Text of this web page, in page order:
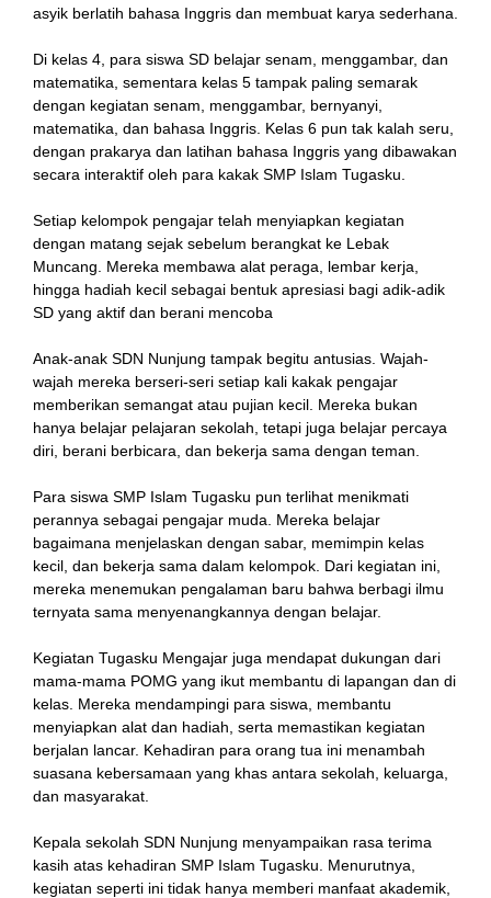
asyik berlatih bahasa Inggris dan membuat karya sederhana.
Di kelas 4, para siswa SD belajar senam, menggambar, dan
matematika, sementara kelas 5 tampak paling semarak
dengan kegiatan senam, menggambar, bernyanyi,
matematika, dan bahasa Inggris. Kelas 6 pun tak kalah seru,
dengan prakarya dan latihan bahasa Inggris yang dibawakan
secara interaktif oleh para kakak SMP Islam Tugasku.
Setiap kelompok pengajar telah menyiapkan kegiatan
dengan matang sejak sebelum berangkat ke Lebak
Muncang. Mereka membawa alat peraga, lembar kerja,
hingga hadiah kecil sebagai bentuk apresiasi bagi adik-adik
SD yang aktif dan berani mencoba
Anak-anak SDN Nunjung tampak begitu antusias. Wajah-
wajah mereka berseri-seri setiap kali kakak pengajar
memberikan semangat atau pujian kecil. Mereka bukan
hanya belajar pelajaran sekolah, tetapi juga belajar percaya
diri, berani berbicara, dan bekerja sama dengan teman.
Para siswa SMP Islam Tugasku pun terlihat menikmati
perannya sebagai pengajar muda. Mereka belajar
bagaimana menjelaskan dengan sabar, memimpin kelas
kecil, dan bekerja sama dalam kelompok. Dari kegiatan ini,
mereka menemukan pengalaman baru bahwa berbagi ilmu
ternyata sama menyenangkannya dengan belajar.
Kegiatan Tugasku Mengajar juga mendapat dukungan dari
mama-mama POMG yang ikut membantu di lapangan dan di
kelas. Mereka mendampingi para siswa, membantu
menyiapkan alat dan hadiah, serta memastikan kegiatan
berjalan lancar. Kehadiran para orang tua ini menambah
suasana kebersamaan yang khas antara sekolah, keluarga,
dan masyarakat.
Kepala sekolah SDN Nunjung menyampaikan rasa terima
kasih atas kehadiran SMP Islam Tugasku. Menurutnya,
kegiatan seperti ini tidak hanya memberi manfaat akademik,